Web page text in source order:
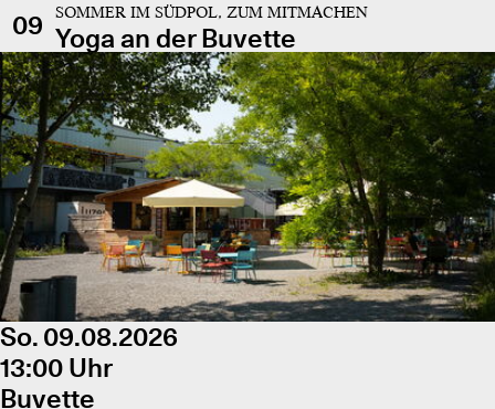
09
SOMMER IM SÜDPOL, ZUM MITMACHEN
Yoga an der Buvette
So. 09.08.2026
13:00 Uhr
Buvette